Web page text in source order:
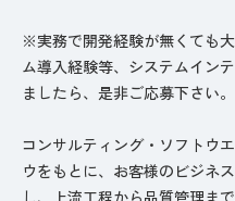
※実務で開発経験が無くても
ム導入経験等、システムイン
ましたら、是非ご応募下さい。
コンサルティング・ソフトウ
ウをもとに、お客様のビジネ
し、上流工程から品質管理ま